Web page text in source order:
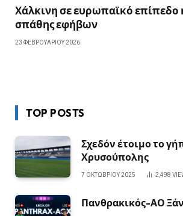
Χάλκινη σε ευρωπαϊκό επίπεδο
σπάθης εφήβων
23 ΦΕΒΡΟΥΑΡΊΟΥ 2026
TOP POSTS
Σχεδόν έτοιμο το
Χρυσούπολης
7 ΟΚΤΩΒΡΊΟΥ 2025 2,498
Πανθρακικός-ΑΟ